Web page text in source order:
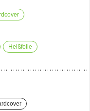
Heißfolie